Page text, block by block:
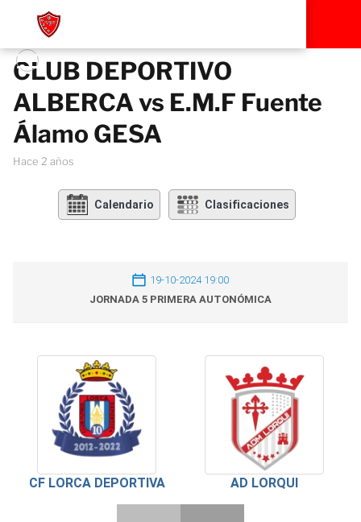
CLUB DEPORTIVO
ALBERCA vs E.M.F Fuente
Álamo GESA
hace 2 años
Calendario Clasificaciones
19-10-2024 19:00
JORNADA 5 PRIMERA AUTONÓMICA
CF LORCA DEPORTIVA AD LORQUI